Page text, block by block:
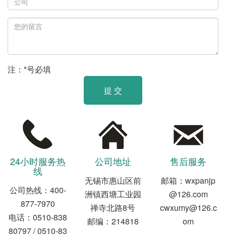
注：*号必填
提 交
24小时服务热
线
公司热线：400-
877-7970
电话：0510-838
80797 / 0510-83
公司地址
无锡市惠山区前
洲镇西塘工业园
禅寺北路8号
邮编：214818
售后服务
邮箱：wxpanjp
@126.com
cwxumy@126.c
om